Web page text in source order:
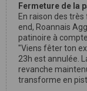
Fermeture de la
En raison des
end, Roannais
patinoire à
"Viens fêter ton
23h est annulée.
revanche
transforme en